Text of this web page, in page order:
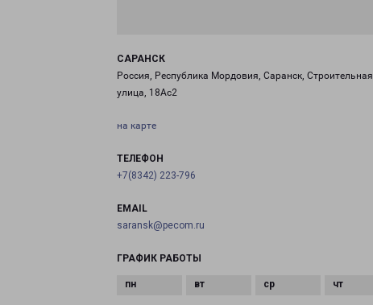
САРАНСК
Россия, Республика Мордовия, Саранск, Строительная
улица, 18Ас2
на карте
ТЕЛЕФОН
+7(8342) 223-796
EMAIL
saransk@pecom.ru
ГРАФИК РАБОТЫ